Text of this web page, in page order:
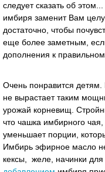
следует сказать об
имбиря заменит Вам
достаточно, чтобы
еще более заметным,
дополнения к
Очень понравится
не вырастает таким
урожай корневищ.
что чашка имбирного
уменьшает порции,
Имбирь эфирное масло
кексы, желе, начинки